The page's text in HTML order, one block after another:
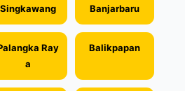
Singkawang Banjarbaru
Ray
a
Balikpapan